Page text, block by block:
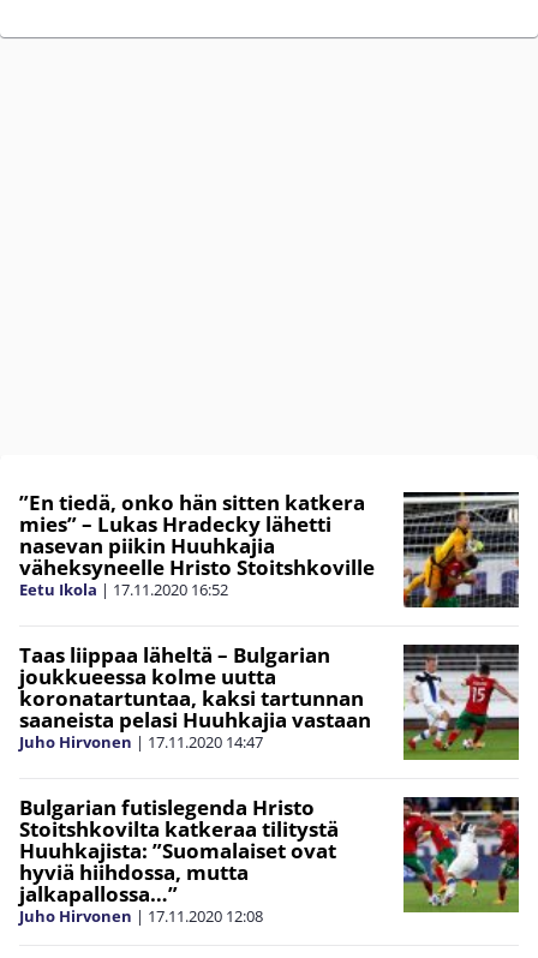
”En tiedä, onko hän sitten katkera
mies” – Lukas Hradecky lähetti
nasevan piikin Huuhkajia
väheksyneelle Hristo Stoitshkoville
Eetu Ikola | 17.11.2020 16:52
Taas liippaa läheltä – Bulgarian
joukkueessa kolme uutta
koronatartuntaa, kaksi tartunnan
saaneista pelasi Huuhkajia vastaan
Juho Hirvonen | 17.11.2020 14:47
Bulgarian futislegenda Hristo
Stoitshkovilta katkeraa tilitystä
Huuhkajista: ”Suomalaiset ovat
hyviä hiihdossa, mutta
jalkapallossa…”
Juho Hirvonen | 17.11.2020 12:08